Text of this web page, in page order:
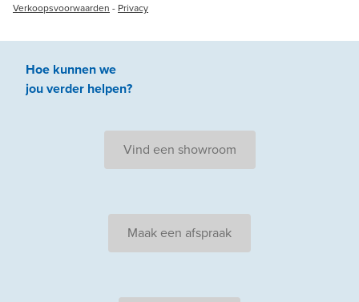
Verkoopsvoorwaarden - Privacy
Hoe kunnen we
jouverder helpen?
Vind een showroom
Maak een afspraak